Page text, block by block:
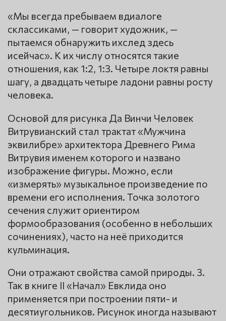
«Мы всегда пребываем вдиалоге
склассиками, — говорит художник, —
пытаемся обнаружить ихслед здесь
исейчас». К их числу относятся такие
отношения, как 1:2, 1:3. Четыре локтя равны
шагу, а двадцать четыре ладони равны росту
человека.
Основой для рисунка Да Винчи Человек
Витрувианский стал трактат «Мужчина
эквилибре» архитектора Древнего Рима
Витрувия именем которого и названо
изображение фигуры. Можно, если
«измерять» музыкальное произведение по
времени его исполнения. Точка золотого
сечения служит ориентиром
формообразования (особенно в небольших
сочинениях), часто на неё приходится
кульминация.
Они отражают свойства самой природы. 3.
Так в книге II «Начал» Евклида оно
применяется при построении пяти- и
десятиугольников. Рисунок иногда называют